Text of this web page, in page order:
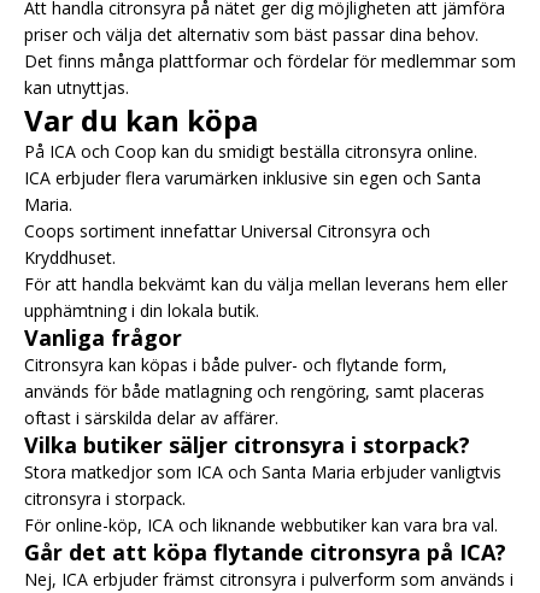
Att handla citronsyra på nätet ger dig möjligheten att jämföra
priser och välja det alternativ som bäst passar dina behov.
Det finns många plattformar och fördelar för medlemmar som
kan utnyttjas.
Var du kan köpa
På ICA och Coop kan du smidigt beställa citronsyra online.
ICA erbjuder flera varumärken inklusive sin egen och Santa
Maria.
Coops sortiment innefattar Universal Citronsyra och
Kryddhuset.
För att handla bekvämt kan du välja mellan leverans hem eller
upphämtning i din lokala butik.
Vanliga frågor
Citronsyra kan köpas i både pulver- och flytande form,
används för både matlagning och rengöring, samt placeras
oftast i särskilda delar av affärer.
Vilka butiker säljer citronsyra i storpack?
Stora matkedjor som ICA och Santa Maria erbjuder vanligtvis
citronsyra i storpack.
För online-köp, ICA och liknande webbutiker kan vara bra val.
Går det att köpa flytande citronsyra på ICA?
Nej, ICA erbjuder främst citronsyra i pulverform som används i